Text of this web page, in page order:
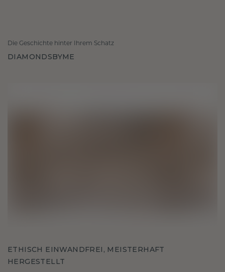
Die Geschichte hinter Ihrem Schatz
DIAMONDSBYME
ETHISCH EINWANDFREI, MEISTERHAFT
HERGESTELLT